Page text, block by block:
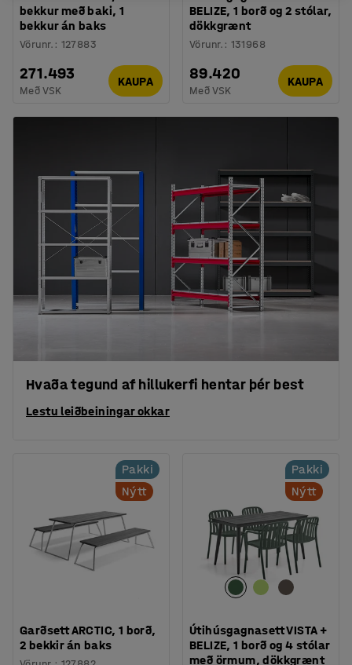
bekkur með baki, 1
bekkur án baks
Vörunr. : 127883
271.493
Með VSK
KAUPA
BELIZE, 1 borð og 2 stólar,
dökkgrænt
Vörunr. : 131968
89.420
Með VSK
KAUPA
Hvaða tegund af hillukerfi hentar þér best
Lestu leiðbeiningar okkar
Pakki
Nýtt
Garðsett ARCTIC, 1 borð,
2 bekkir án baks
Pakki
Nýtt
Útihúsgagnasett VISTA +
BELIZE, 1 borð og 4 stólar
með örmum, dökkgrænt